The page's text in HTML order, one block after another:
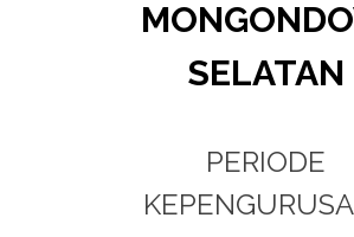
SELATAN
PERIODE